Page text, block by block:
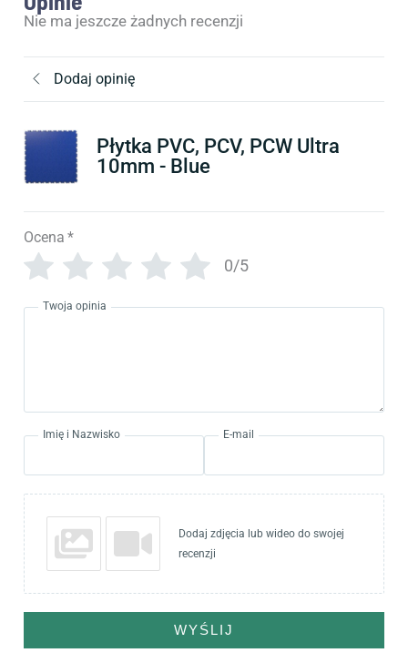
Nie ma jeszcze żadnych recenzji
Dodaj opinię
Płytka PVC, PCV, PCW Ultra
10mm - Blue
Ocena *
0/5
Twoja opinia
Imię i Nazwisko E-mail
Dodaj zdjęcia lub wideo do swojej
recenzji
WYŚLIJ